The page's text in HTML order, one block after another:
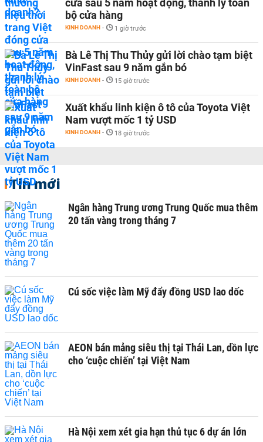
cửa sau 5 năm hoạt động, thanh lý toàn
bộ cửa hàng
KINH DOANH - 1 giờ trước
Bà Lê Thị Thu Thủy gửi lời chào tạm biệt
VinFast sau 9 năm gắn bó
KINH DOANH - 15 giờ trước
Xuất khẩu linh kiện ô tô của Toyota Việt
Nam vượt mốc 1 tỷ USD
KINH DOANH - 18 giờ trước
Tin mới
Ngân hàng Trung ương Trung Quốc mua thêm
20 tấn vàng trong tháng 7
Cú sốc việc làm Mỹ đẩy đồng USD lao dốc
AEON bán mảng siêu thị tại Thái Lan, dồn lực
cho ‘cuộc chiến’ tại Việt Nam
Hà Nội xem xét gia hạn thủ tục 6 dự án lớn